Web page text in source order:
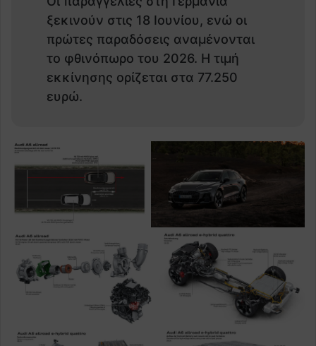
ξεκινούν στις 18 Ιουνίου, ενώ οι
πρώτες παραδόσεις αναμένονται
το φθινόπωρο του 2026. Η τιμή
εκκίνησης ορίζεται στα 77.250
ευρώ.